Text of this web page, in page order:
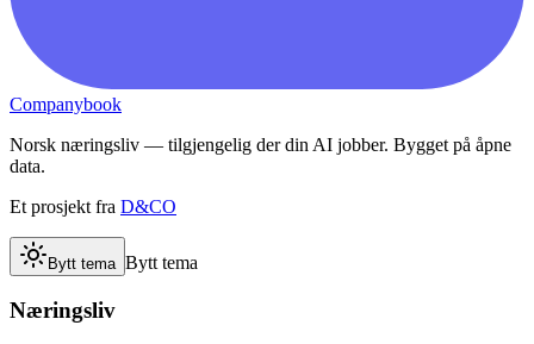
Companybook
Norsk næringsliv — tilgjengelig der din AI jobber. Bygget på åpne
data.
Et prosjekt fra D&CO
Bytt tema Bytt tema
Næringsliv